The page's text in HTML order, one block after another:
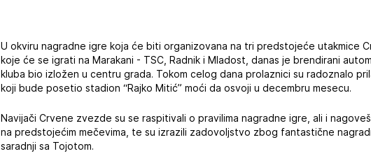
U okviru nagradne igre koja će biti organizovana na tri predstojeće utakmice
koje će se igrati na Marakani - TSC, Radnik i Mladost, danas je brendirani
kluba bio izložen u centru grada. Tokom celog dana prolaznici su radoznalo
koji bude posetio stadion “Rajko Mitić” moći da osvoji u decembru mesecu.
Navijači Crvene zvezde su se raspitivali o pravilima nagradne igre, ali i
na predstojećim mečevima, te su izrazili zadovoljstvo zbog fantastične
saradnji sa Tojotom.